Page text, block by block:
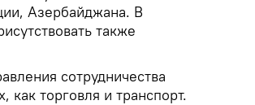
Азербайджана. В
также
сотрудничества
торговля и транспорт.